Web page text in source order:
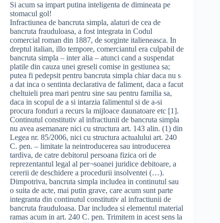
Si acum sa impart putina inteligenta de dimineata pe
stomacul gol!
Infractiunea de bancruta simpla, alaturi de cea de
bancruta frauduloasa, a fost integrata in Codul
comercial roman din 1887, de sorginte italieneasca. In
dreptul italian, illo tempore, comerciantul era culpabil de
bancruta simpla – inter alia – atunci cand a suspendat
platile din cauza unei greseli comise in gestiunea sa;
putea fi pedepsit pentru bancruta simpla chiar daca nu s
a dat inca o sentinta declarativa de faliment, daca a facut
cheltuieli prea mari pentru sine sau pentru familia sa,
daca in scopul de a si intarzia falimentul si de a-si
procura fonduri a recurs la mijloace daunatoare etc [1].
Continutul constitutiv al infractiunii de bancruta simpla
nu avea asemanare nici cu structura art. 143 alin. (1) din
Legea nr. 85/2006, nici cu structura actualului art. 240
C. pen. – limitate la neintroducerea sau introducerea
tardiva, de catre debitorul persoana fizica ori de
reprezentantul legal al per¬soanei juridice debitoare, a
cererii de deschidere a procedurii insolventei (…).
Dimpotriva, bancruta simpla includea in continutul sau
o suita de acte, mai putin grave, care acum sunt parte
integranta din continutul constitutiv al infractiunii de
bancruta frauduloasa. Dar includea si elementul material
ramas acum in art. 240 C. pen. Trimitem in acest sens la